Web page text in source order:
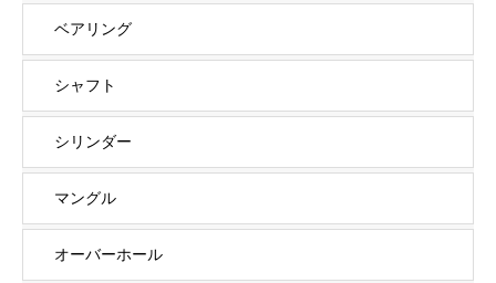
ベアリング
シャフト
シリンダー
マングル
オーバーホール